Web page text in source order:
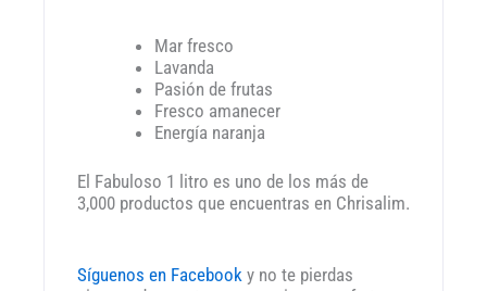
Mar fresco
Lavanda
Pasión de frutas
Fresco amanecer
Energía naranja
El Fabuloso 1 litro es uno de los más de
3,000 productos que encuentras en Chrisalim.
Síguenos en Facebook y no te pierdas